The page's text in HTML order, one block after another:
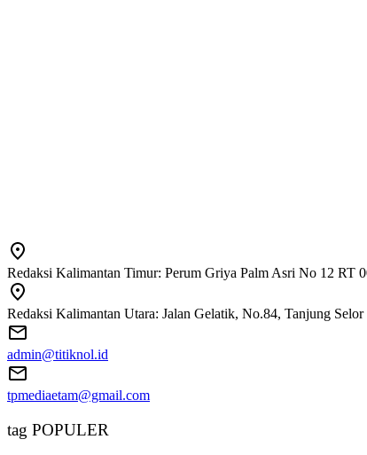
Redaksi Kalimantan Timur: Perum Griya Palm Asri No 12 RT
Redaksi Kalimantan Utara: Jalan Gelatik, No.84, Tanjung
admin@titiknol.id
tpmediaetam@gmail.com
tag POPULER